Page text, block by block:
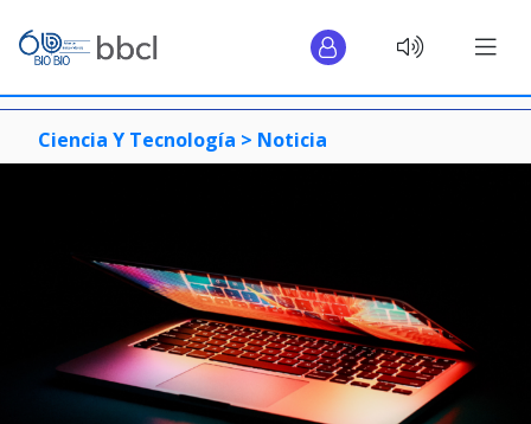
Ciencia Y Tecnología > Noticia